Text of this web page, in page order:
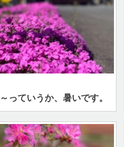
っていうか、暑いです。